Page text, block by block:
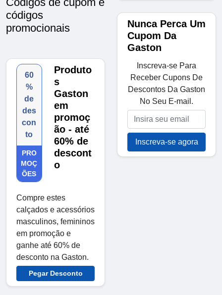
códigos
promocionais
60
%
de
des
con
to
PRO
MOÇ
ÕES
Produto
s
Gaston
em
promoç
ão - até
60% de
descont
o
Compre estes
calçados e acessórios
masculinos, femininos
em promoção e
ganhe até 60% de
desconto na Gaston.
Pegar Desconto
Nunca Perca Um
Cupom Da
Gaston
Inscreva-se Para
Receber Cupons De
Descontos Da Gaston
No Seu E-mail.
Inscreva-se agora